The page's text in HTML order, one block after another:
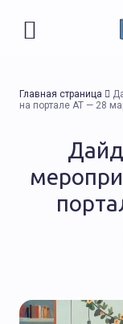
Главная страница
на портале АТ — 28